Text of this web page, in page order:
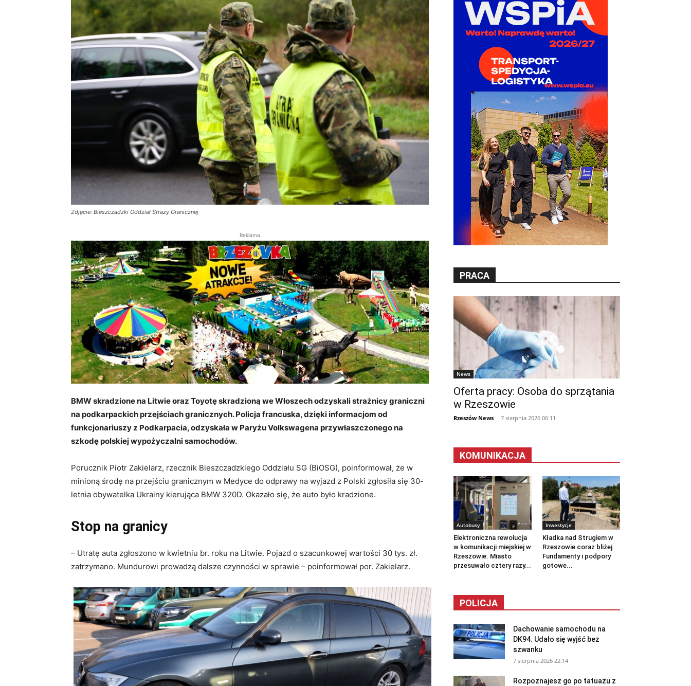
Zdjęcie: Bieszczadzki Oddział Straży Granicznej
Reklama
BMW skradzione na Litwie oraz Toyotę skradzioną we Włoszech odzyskali strażnicy graniczni
na podkarpackich przejściach granicznych. Policja francuska, dzięki informacjom od
funkcjonariuszy z Podkarpacia, odzyskała w Paryżu Volkswagena przywłaszczonego na
szkodę polskiej wypożyczalni samochodów.
Porucznik Piotr Zakielarz, rzecznik Bieszczadzkiego Oddziału SG (BiOSG), poinformował, że w
minioną środę na przejściu granicznym w Medyce do odprawy na wyjazd z Polski zgłosiła się 30-
letnia obywatelka Ukrainy kierująca BMW 320D. Okazało się, że auto było kradzione.
Stop na granicy
– Utratę auta zgłoszono w kwietniu br. roku na Litwie. Pojazd o szacunkowej wartości 30 tys. zł.
zatrzymano. Mundurowi prowadzą dalsze czynności w sprawie – poinformował por. Zakielarz.
PRACA
News
Oferta pracy: Osoba do sprzątania
w Rzeszowie
Rzeszów News - 7 sierpnia 2026 06:11
KOMUNIKACJA
Autobusy
Elektroniczna rewolucja
w komunikacji miejskiej w
Rzeszowie. Miasto
przesuwało cztery razy...
Inwestycje
Kładka nad Strugiem w
Rzeszowie coraz bliżej.
Fundamenty i podpory
gotowe...
POLICJA
Dachowanie samochodu na
DK94. Udało się wyjść bez
szwanku
7 sierpnia 2026 22:14
Rozpoznajesz go po tatuażu z